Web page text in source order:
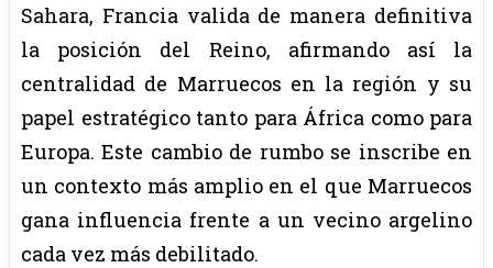
Sahara, Francia valida de manera definitiva
la posición del Reino, afirmando así la
centralidad de Marruecos en la región y su
papel estratégico tanto para África como para
Europa. Este cambio de rumbo se inscribe en
un contexto más amplio en el que Marruecos
gana influencia frente a un vecino argelino
cada vez más debilitado.